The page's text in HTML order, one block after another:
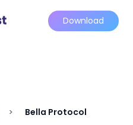
Download
Bella Protocol